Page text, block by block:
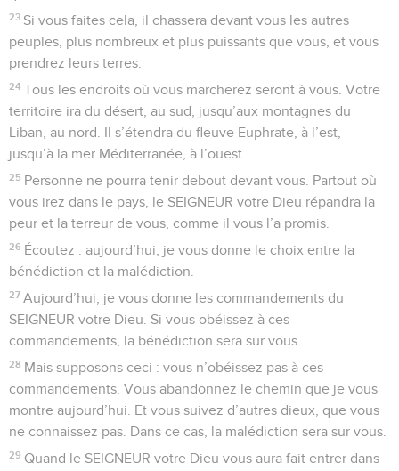
23 Si vous faites cela, il chassera devant vous les autres
peuples, plus nombreux et plus puissants que vous, et vous
prendrez leurs terres.
24 Tous les endroits où vous marcherez seront à vous. Votre
territoire ira du désert, au sud, jusqu’aux montagnes du
Liban, au nord. Il s’étendra du fleuve Euphrate, à l’est,
jusqu’à la mer Méditerranée, à l’ouest.
25 Personne ne pourra tenir debout devant vous. Partout où
vous irez dans le pays, le SEIGNEUR votre Dieu répandra la
peur et la terreur de vous, comme il vous l’a promis.
26 Écoutez : aujourd’hui, je vous donne le choix entre la
bénédiction et la malédiction.
27 Aujourd’hui, je vous donne les commandements du
SEIGNEUR votre Dieu. Si vous obéissez à ces
commandements, la bénédiction sera sur vous.
28 Mais supposons ceci : vous n’obéissez pas à ces
commandements. Vous abandonnez le chemin que je vous
montre aujourd’hui. Et vous suivez d’autres dieux, que vous
ne connaissez pas. Dans ce cas, la malédiction sera sur vous.
29 Quand le SEIGNEUR votre Dieu vous aura fait entrer dans